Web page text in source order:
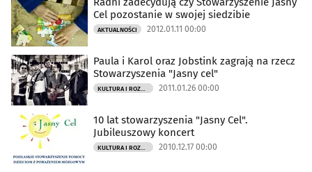
Cel pozostanie w swojej siedzibie
AKTUALNOŚCI 2012.01.11 00:00
Paula i Karol oraz Jobstink zagrają na rzecz
Stowarzyszenia "Jasny cel"
KULTURA I ROZRYWKA 2011.01.26 00:00
10 lat stowarzyszenia "Jasny Cel".
Jubileuszowy koncert
KULTURA I ROZRYWKA 2010.12.17 00:00